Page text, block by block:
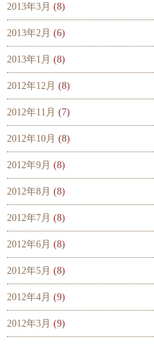
2013年3月 (8)
2013年2月 (6)
2013年1月 (8)
2012年12月 (8)
2012年11月 (7)
2012年10月 (8)
2012年9月 (8)
2012年8月 (8)
2012年7月 (8)
2012年6月 (8)
2012年5月 (8)
2012年4月 (9)
2012年3月 (9)